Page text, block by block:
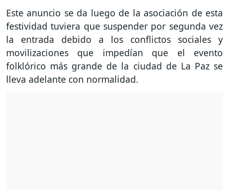
Este anuncio se da luego de la asociación de esta
festividad tuviera que suspender por segunda vez
la entrada debido a los conflictos sociales y
movilizaciones que impedían que el evento
folklórico más grande de la ciudad de La Paz se
lleva adelante con normalidad.